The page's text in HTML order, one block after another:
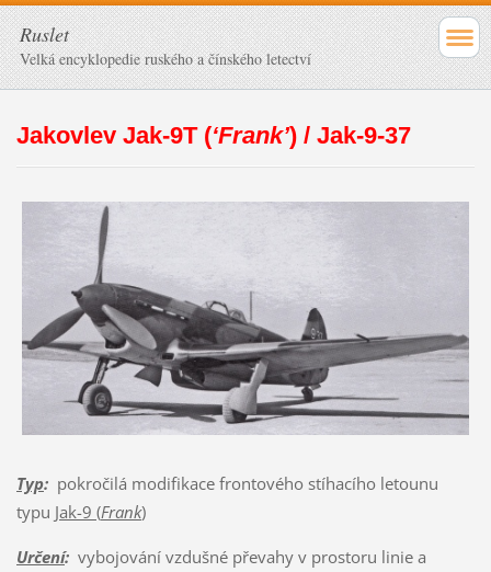
Ruslet
Velká encyklopedie ruského a čínského letectví
Jakovlev Jak-9T (‘Frank’) / Jak-9-37
Typ:pokročilá modifikace frontového stíhacího letounu
typu Jak-9 (Frank)
Určení:vybojování vzdušné převahy v prostoru linie a